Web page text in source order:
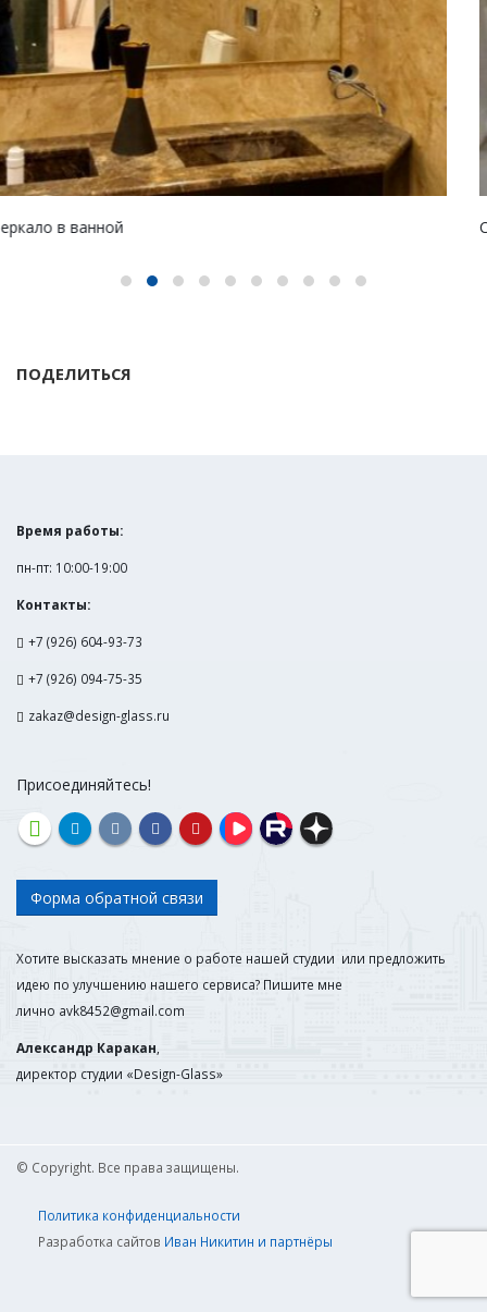
Стеклянные полки
ПОДЕЛИТЬСЯ
Время работы:
пн-пт: 10:00-19:00
Контакты:
+7 (926) 604-93-73
+7 (926) 094-75-35
zakaz@design-glass.ru
Присоединяйтесь!
Форма обратной связи
Хотите высказать мнение о работе нашей студии или предложить
идею по улучшению нашего сервиса? Пишите мне
лично avk8452@gmail.com
Александр Каракан
директор студии «Design-Glass»
© Copyright. Все права защищены.
Политика конфиденциальности
Разработка сайтов Иван Никитин и партнёры